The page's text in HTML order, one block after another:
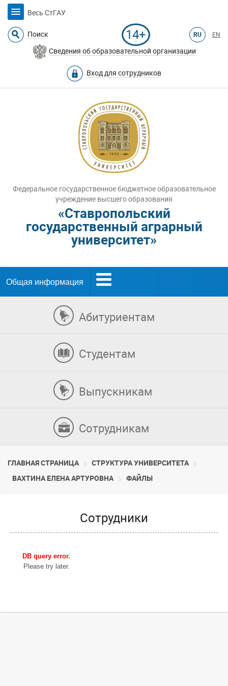
Весь СтГАУ
Поиск 14+ RU EN
Сведения об образовательной организации
Вход для сотрудников
Федеральное государственное бюджетное образовательное
учреждение высшего образования
«Ставропольский
государственный аграрный
университет»
Общая информация
Абитуриентам
Студентам
Выпускникам
Сотрудникам
ГЛАВНАЯ СТРАНИЦА
CТРУКТУРА УНИВЕРСИТЕТА
ВАХТИНА ЕЛЕНА АРТУРОВНА
ФАЙЛЫ
Сотрудники
DB query error.
Please try later.